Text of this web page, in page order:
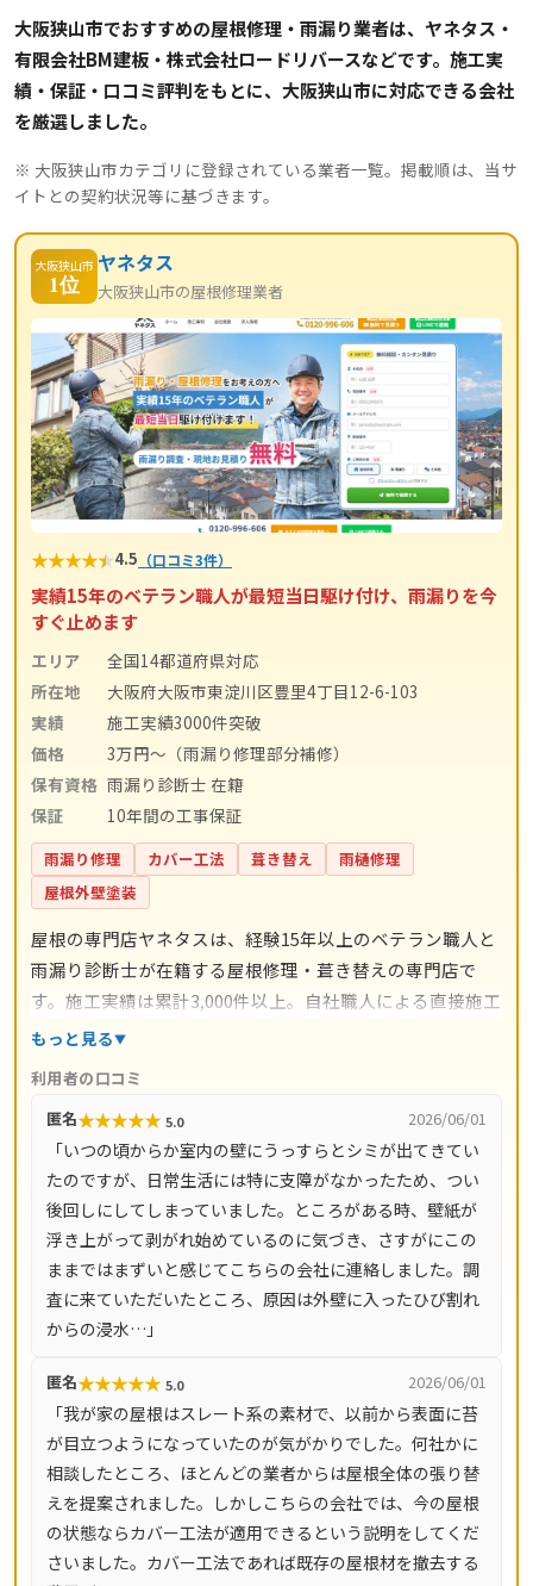
大阪狭山市でおすすめの屋根修理・雨漏り業者は、ヤネタス・
有限会社BM建板・株式会社ロードリバースなどです。施工実
績・保証・口コミ評判をもとに、大阪狭山市に対応できる会社
を厳選しました。
※ 大阪狭山市カテゴリに登録されている業者一覧。掲載順は、当サ
イトとの契約状況等に基づきます。
大阪狭山市
1位
ヤネタス
大阪狭山市の屋根修理業者
★★★★★4.5 （口コミ3件）
実績15年のベテラン職人が最短当日駆け付け、雨漏りを今
すぐ止めます
エリア
全国14都道府県対応
所在地
大阪府大阪市東淀川区豊里4丁目12-6-103
実績
施工実績3000件突破
価格
3万円〜（雨漏り修理部分補修）
保有資格 雨漏り診断士 在籍
保証
10年間の工事保証
雨漏り修理 カバー工法 葺き替え
雨樋修理
屋根外壁塗装
屋根の専門店ヤネタスは、経験15年以上のベテラン職人と
雨漏り診断士が在籍する屋根修理・葺き替えの専門店で
す。施工実績は累計3,000件以上。自社職人による直接施工
で中間マージンを省き、瓦交換2,000円〜/枚、屋根カバー
金目安を明示しています。工事には10年間の保証が付き、
現地調査・お見積り・ドローン調査・出張費はすべて無
料。電話受付は8時〜18時、LINE・メールなら24時間相談
でき、最短即日で駆けつけます。大阪府をはじめ、兵庫
県・京都府・奈良県・滋賀県など全国14都道府県に対応し
ています。
もっと見る
利用者の口コミ
匿名★★★★★ 5.0 2026/06/01
「いつの頃からか室内の壁にうっすらとシミが出てきてい
たのですが、日常生活には特に支障がなかったため、つい
後回しにしてしまっていました。ところがある時、壁紙が
浮き上がって剥がれ始めているのに気づき、さすがにこの
ままではまずいと感じてこちらの会社に連絡しました。調
査に来ていただいたところ、原因は外壁に入ったひび割れ
からの浸水…」
匿名★★★★★ 5.0 2026/06/01
「我が家の屋根はスレート系の素材で、以前から表面に苔
が目立つようになっていたのが気がかりでした。何社かに
相談したところ、ほとんどの業者からは屋根全体の張り替
えを提案されました。しかしこちらの会社では、今の屋根
の状態ならカバー工法が適用できるという説明をしてくだ
さいました。カバー工法であれば既存の屋根材を撤去する